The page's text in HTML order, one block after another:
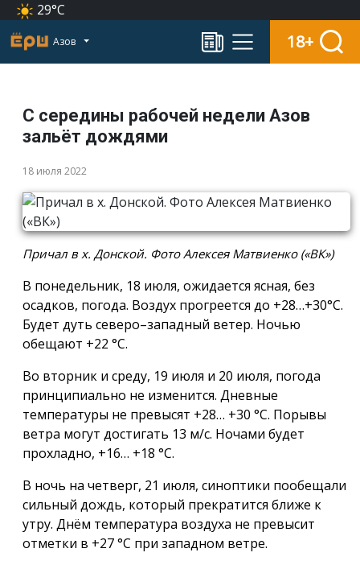
29°C
Азов 18+
С середины рабочей недели Азов
зальёт дождями
18 июля 2022
Причал в х. Донской. Фото Алексея Матвиенко («ВК»)
В понедельник, 18 июля, ожидается ясная, без
осадков, погода. Воздух прогреется до +28…+30°С.
Будет дуть северо–западный ветер. Ночью
обещают +22 °С.
Во вторник и среду, 19 июля и 20 июля, погода
принципиально не изменится. Дневные
температуры не превысят +28… +30 °С. Порывы
ветра могут достигать 13 м/с. Ночами будет
прохладно, +16… +18 °С.
В ночь на четверг, 21 июля, синоптики пообещали
сильный дождь, который прекратится ближе к
утру. Днём температура воздуха не превысит
отметки в +27 °С при западном ветре.